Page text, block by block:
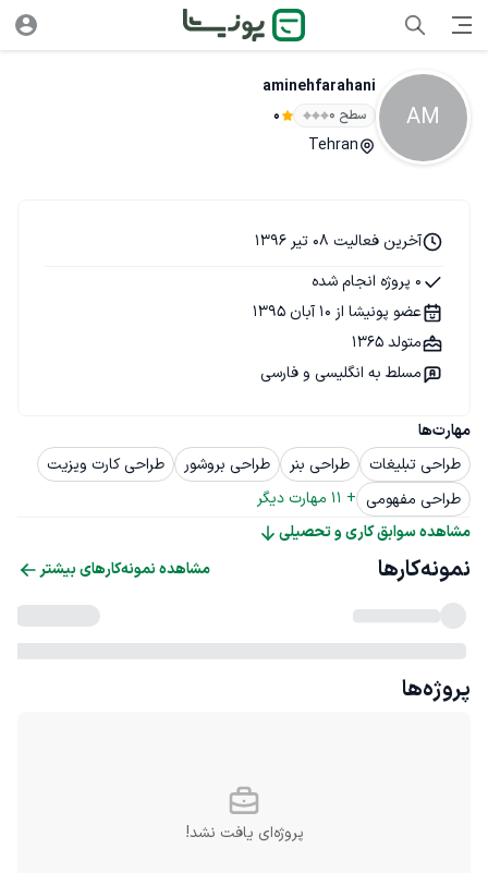
AM
aminehfarahani
سطح ۰ 0
Tehran
مهارت‌ها
طراحی تبلیغات
طراحی بنر طراحی بروشور
طراحی کارت ویزیت
طراحی مفهومی +
11 مهارت دیگر
مشاهده سوابق کاری و تحصیلی
آخرین فعالیت 08 تیر 1396
0 پروژه انجام شده
عضو پونیشا از 10 آبان 1395
متولد 1365
مسلط به انگلیسی و فارسی
نمونه‌کارها مشاهده نمونه‌کارهای بیشتر
پروژه‌ها
پروژه‌ای یافت نشد!